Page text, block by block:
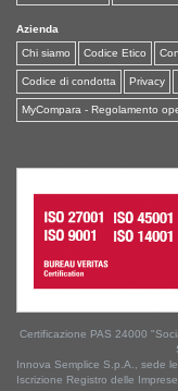
Azienda
Chi siamo
Codice Etico
Codice di condotta Privacy
MyCompara - Regolamento
Certificazione PAS 24000
Innova Semplice S.p.A., sede
Iscrizione Registro delle